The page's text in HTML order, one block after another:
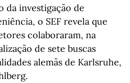
da investigação de
o SEF revela que
colaboraram, na
de sete buscas
alemãs de Karlsruhe,